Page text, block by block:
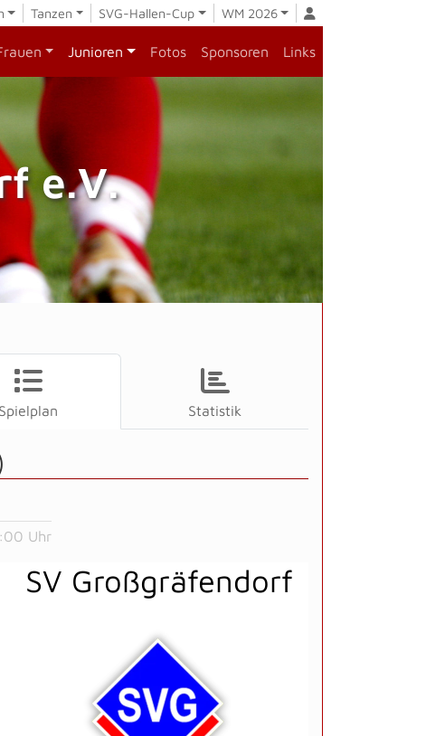
Tanzen SVG-Hallen-Cup WM 2026
Junioren Fotos Sponsoren Links
e.V.
Spielplan Statistik
Uhr
SV Großgräfendorf